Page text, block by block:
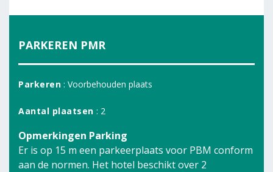
PARKEREN PMR
Parkeren : Voorbehouden plaats
Aantal plaatsen : 2
Opmerkingen Parking
Er is op 15 m een parkeerplaats voor PBM conform
aan de normen. Het hotel beschikt over 2